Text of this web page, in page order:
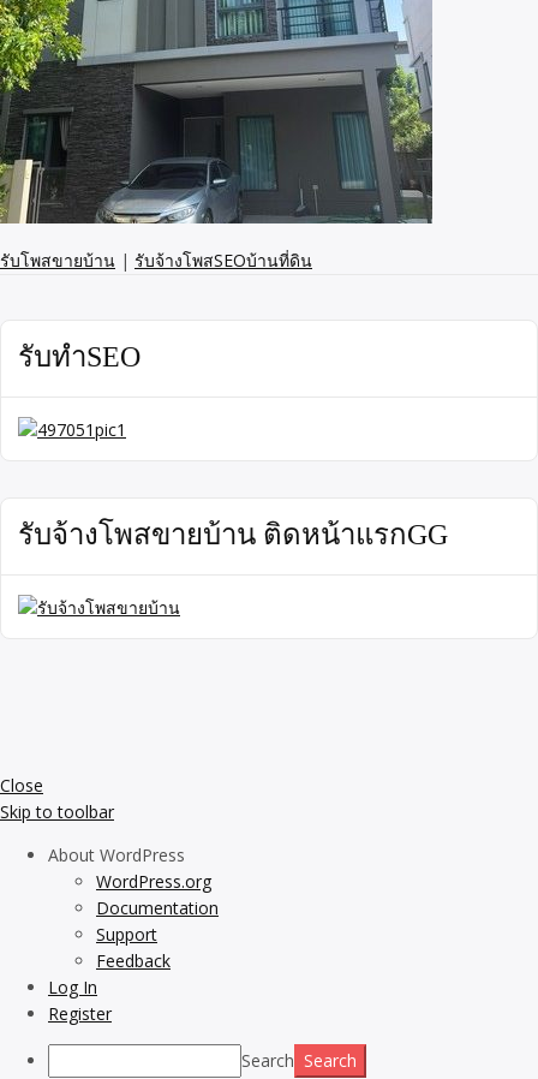
รับโพสขายบ้าน | รับจ้างโพสSEOบ้านที่ดิน
รับทำSEO
รับจ้างโพสขายบ้าน ติดหน้าแรกGG
Close
Skip to toolbar
About WordPress
WordPress.org
Documentation
Support
Feedback
Log In
Register
Search